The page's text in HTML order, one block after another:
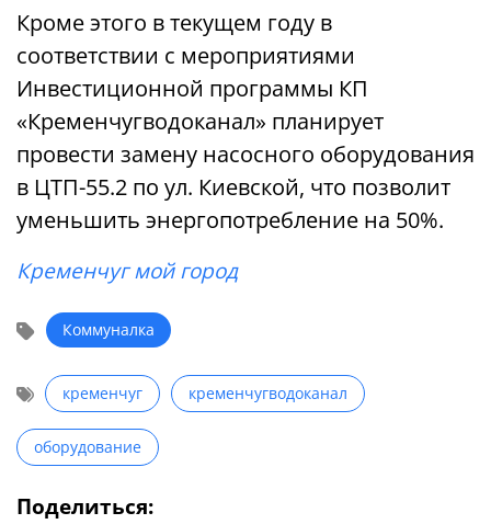
Кроме этого в текущем году в
соответствии с мероприятиями
Инвестиционной программы КП
«Кременчугводоканал» планирует
провести замену насосного оборудования
в ЦТП-55.2 по ул. Киевской, что позволит
уменьшить энергопотребление на 50%.
Кременчуг мой город
Коммуналка
кременчуг кременчугводоканал
оборудование
Поделиться: